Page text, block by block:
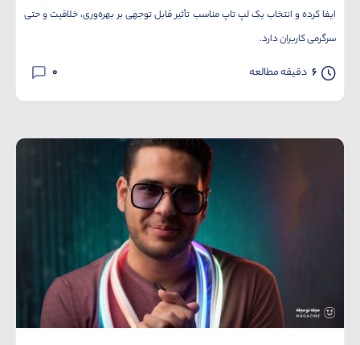
ایفا کرده و انتخاب یک لپ تاپ مناسب تأثیر قابل توجهی بر بهره‌وری، خلاقیت و حتی
سرگرمی کاربران دارد.
6 دقیقه مطالعه 0